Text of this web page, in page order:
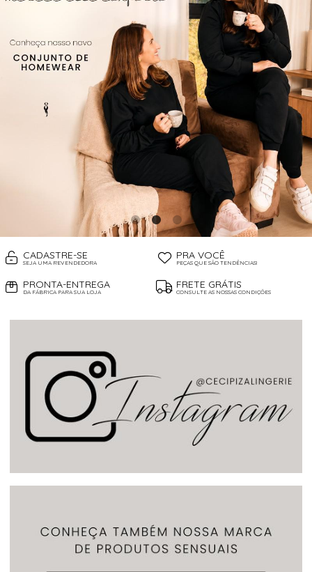
CADASTRE-SE
SEJA UMA REVENDEDORA
PRA VOCÊ
PEÇAS QUE SÃO TENDÊNCIAS!
PRONTA-ENTREGA
DA FÁBRICA PARA SUA LOJA
FRETE GRÁTIS
CONSULTE AS NOSSAS CONDIÇÕES